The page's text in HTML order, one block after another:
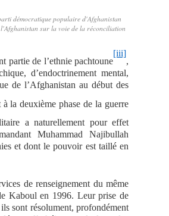
démocratique populaire d'Afghanistan
sur la voie de la réconciliation
partie de l’ethnie pachtoune
[iii]
,
d’endoctrinement mental,
de l’Afghanistan au début des
la deuxième phase de la guerre
a naturellement pour effet
Muhammad Najibullah
et dont le pouvoir est taillé en
de renseignement du même
Kaboul en 1996. Leur prise de
sont résolument, profondément